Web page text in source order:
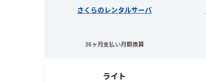
さくらのレンタルサーバ
36ヶ月支払い月額換算
ライト